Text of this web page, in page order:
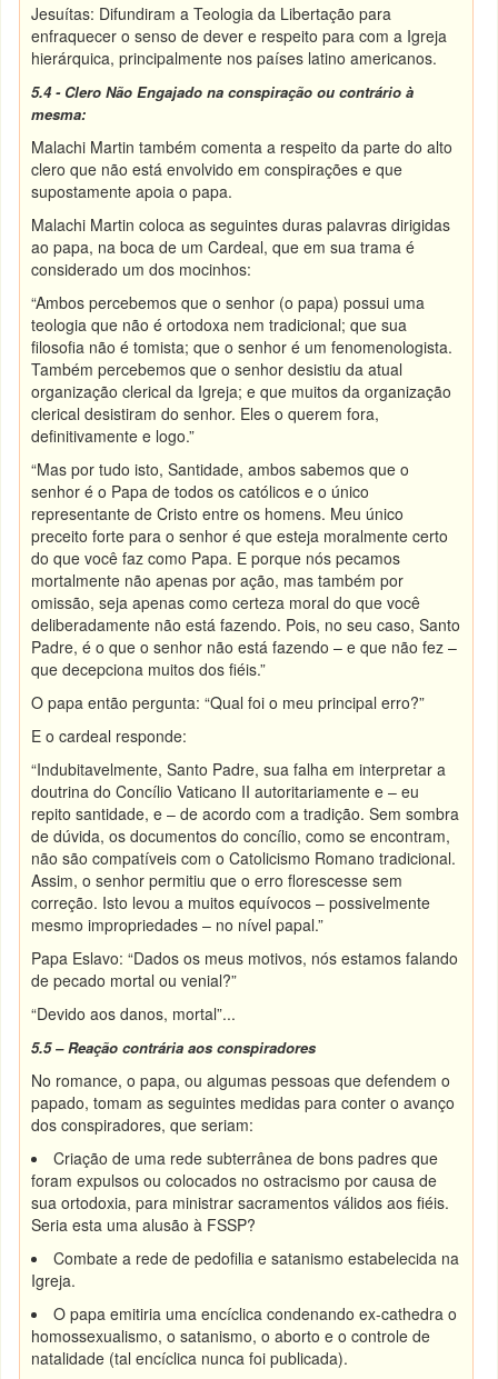
Jesuítas: Difundiram a Teologia da Libertação para
enfraquecer o senso de dever e respeito para com a Igreja
hierárquica, principalmente nos países latino americanos.
5.4 - Clero Não Engajado na conspiração ou contrário à
mesma:
Malachi Martin também comenta a respeito da parte do alto
clero que não está envolvido em conspirações e que
supostamente apoia o papa.
Malachi Martin coloca as seguintes duras palavras dirigidas
ao papa, na boca de um Cardeal, que em sua trama é
considerado um dos mocinhos:
“Ambos percebemos que o senhor (o papa) possui uma
teologia que não é ortodoxa nem tradicional; que sua
filosofia não é tomista; que o senhor é um fenomenologista.
Também percebemos que o senhor desistiu da atual
organização clerical da Igreja; e que muitos da organização
clerical desistiram do senhor. Eles o querem fora,
definitivamente e logo.”
“Mas por tudo isto, Santidade, ambos sabemos que o
senhor é o Papa de todos os católicos e o único
representante de Cristo entre os homens. Meu único
preceito forte para o senhor é que esteja moralmente certo
do que você faz como Papa. E porque nós pecamos
mortalmente não apenas por ação, mas também por
omissão, seja apenas como certeza moral do que você
deliberadamente não está fazendo. Pois, no seu caso, Santo
Padre, é o que o senhor não está fazendo – e que não fez –
que decepciona muitos dos fiéis.”
O papa então pergunta: “Qual foi o meu principal erro?”
E o cardeal responde:
“Indubitavelmente, Santo Padre, sua falha em interpretar a
doutrina do Concílio Vaticano II autoritariamente e – eu
repito santidade, e – de acordo com a tradição. Sem sombra
de dúvida, os documentos do concílio, como se encontram,
não são compatíveis com o Catolicismo Romano tradicional.
Assim, o senhor permitiu que o erro florescesse sem
correção. Isto levou a muitos equívocos – possivelmente
mesmo impropriedades – no nível papal.”
Papa Eslavo: “Dados os meus motivos, nós estamos falando
de pecado mortal ou venial?”
“Devido aos danos, mortal”...
5.5 – Reação contrária aos conspiradores
No romance, o papa, ou algumas pessoas que defendem o
papado, tomam as seguintes medidas para conter o avanço
dos conspiradores, que seriam:
Criação de uma rede subterrânea de bons padres que
foram expulsos ou colocados no ostracismo por causa de
sua ortodoxia, para ministrar sacramentos válidos aos fiéis.
Seria esta uma alusão à FSSP?
Combate a rede de pedofilia e satanismo estabelecida na
Igreja.
O papa emitiria uma encíclica condenando ex-cathedra o
homossexualismo, o satanismo, o aborto e o controle de
natalidade (tal encíclica nunca foi publicada).